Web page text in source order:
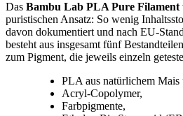
Das Bambu Lab PLA Pure Filament
puristischen Ansatz: So wenig
davon dokumentiert und nach EU-
besteht aus insgesamt fünf
zum Pigment, die jeweils einzeln
PLA aus natürlichem Mais
Acryl-Copolymer,
Farbpigmente,